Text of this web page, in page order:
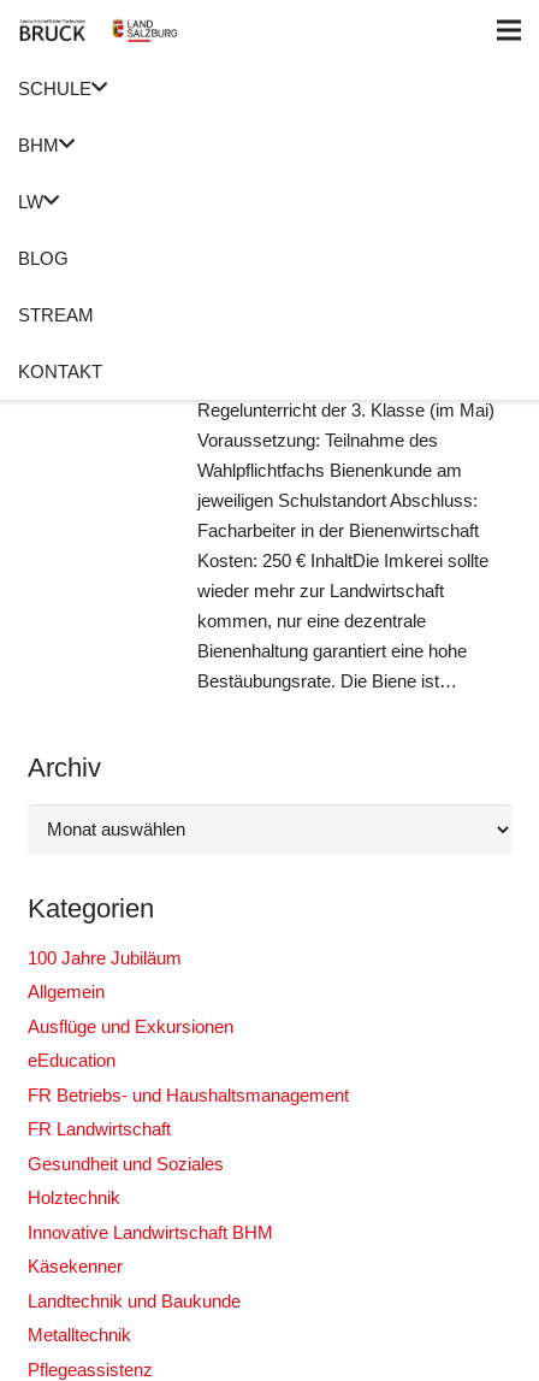
SCHULE
BHM
LW
BLOG
STREAM
KONTAKT
Regelunterricht der 3. Klasse (im Mai)
Voraussetzung: Teilnahme des
Wahlpflichtfachs Bienenkunde am
jeweiligen Schulstandort Abschluss:
Facharbeiter in der Bienenwirtschaft
Kosten: 250 € InhaltDie Imkerei sollte
wieder mehr zur Landwirtschaft
kommen, nur eine dezentrale
Bienenhaltung garantiert eine hohe
Bestäubungsrate. Die Biene ist…
Archiv
Archiv
Kategorien
100 Jahre Jubiläum
Allgemein
Ausflüge und Exkursionen
eEducation
FR Betriebs- und Haushaltsmanagement
FR Landwirtschaft
Gesundheit und Soziales
Holztechnik
Innovative Landwirtschaft BHM
Käsekenner
Landtechnik und Baukunde
Metalltechnik
Pflegeassistenz